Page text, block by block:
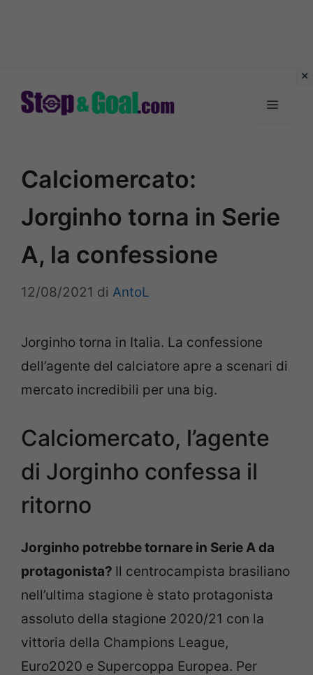
Menu
Calciomercato:
Jorginho torna in Serie
A, la confessione
12/08/2021 di AntoL
Jorginho torna in Italia. La confessione
dell’agente del calciatore apre a scenari di
mercato incredibili per una big.
Calciomercato, l’agente
di Jorginho confessa il
ritorno
Jorginho potrebbe tornare in Serie A da
protagonista? Il centrocampista brasiliano
nell’ultima stagione è stato protagonista
assoluto della stagione 2020/21 con la
vittoria della Champions League,
Euro2020 e Supercoppa Europea. Per